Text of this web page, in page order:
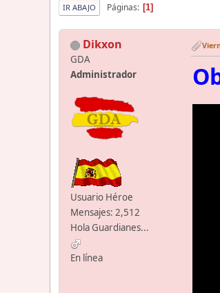
IR ABAJO Páginas 1
Dikxon
GDA
Administrador
Usuario Héroe
Mensajes: 2,512
Hola Guardianes...
En línea